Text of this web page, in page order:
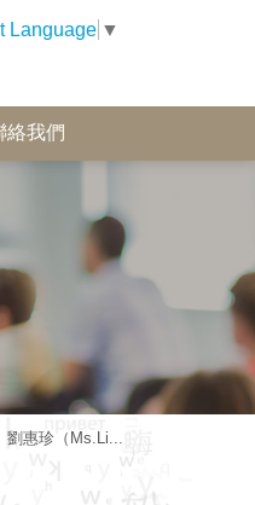
Language ▼
絡我們
劉惠珍（Ms.Li...